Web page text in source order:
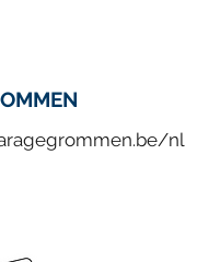
nl